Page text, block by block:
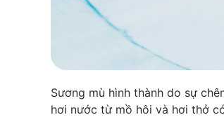
Sương mù hình thành do sự
hơi nước từ mồ hôi và hơi thở